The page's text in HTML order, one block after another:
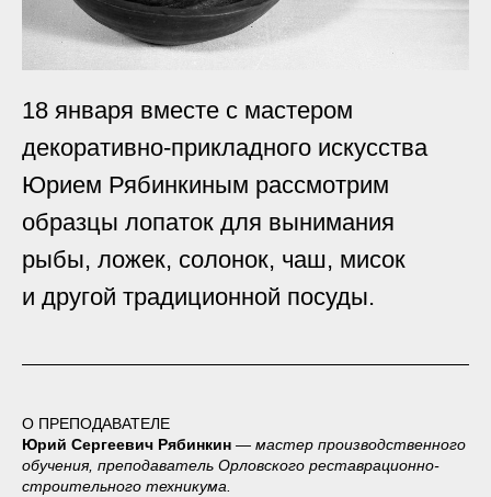
18 января вместе с мастером
декоративно-прикладного искусства
Юрием Рябинкиным рассмотрим
образцы лопаток для вынимания
рыбы, ложек, солонок, чаш, мисок
и другой традиционной посуды.
О ПРЕПОДАВАТЕЛЕ
Юрий Сергеевич Рябинкин — мастер производственного
обучения, преподаватель Орловского реставрационно-
строительного техникума.